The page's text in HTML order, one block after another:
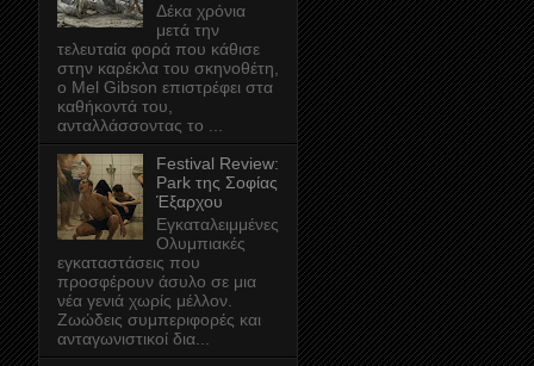
Δέκα χρόνια
μετά την
τελευταία φορά που κάθισε
στην καρέκλα του σκηνοθέτη,
ο Mel Gibson επιστρέφει στα
καθήκοντά του,
ανταλλάσσοντας το ...
Festival Review:
Park της Σοφίας
Έξαρχου
Εγκαταλειμμένες
Ολυμπιακές
εγκαταστάσεις που
προσφέρουν άσυλο σε μια
νέα γενιά χωρίς μέλλον.
Ζωώδεις συμπεριφορές και
ανταγωνιστικοί δια...